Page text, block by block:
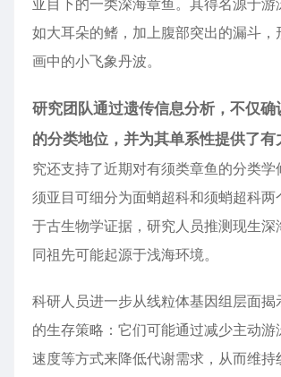
亚目下的一类深海章鱼。其得名源于游
如大耳朵的鳍，加上腹部突出的漏斗，
画中的小飞象丹波。
研究团队通过遗传信息分析，不仅确
的分类地位，并为其单系性提供了有
究还支持了近期对有须类章鱼的分类学
须亚目可细分为面蛸超科和须蛸超科两
于古生物学证据，研究人员推测现生深
同祖先可能起源于浅海环境。
科研人员进一步从线粒体基因组层面揭
的生存策略：它们可能通过减少主动游
速度等方式来降低代谢需求，从而维持